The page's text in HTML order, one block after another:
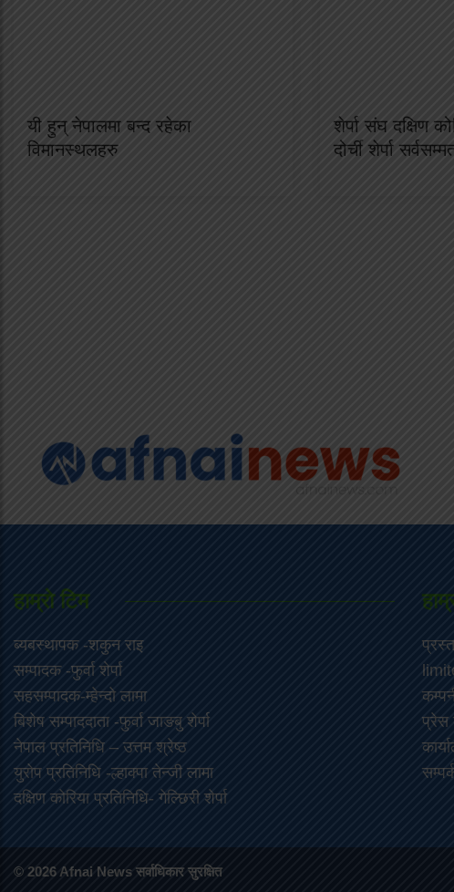
यी हुन् नेपालमा बन्द रहेका
विमानस्थलहरु
शेर्पा संघ दक्षिण
दोर्ची शेर्पा
हाम्राे टिम
ब्यबस्थापक -शकुन राइ
सम्पादक -फुर्वा शेर्पा
सहसम्पादक-म्हेन्दो लामा
‍बिशेष सम्पाददाता -फुर्वा जा‌ङबु शेर्पा
नेपाल प्रतिनिधि – उत्तम श्रेष्ठ
युरोप प्रतिनिधि -ल्हाक्पा तेन्जी लामा
दक्षिण कोरिया प्रतिनिधि- गेल्छिरी शेर्पा
प्रेस
© 2026 Afnai News सर्वाधिकार सुरक्षित